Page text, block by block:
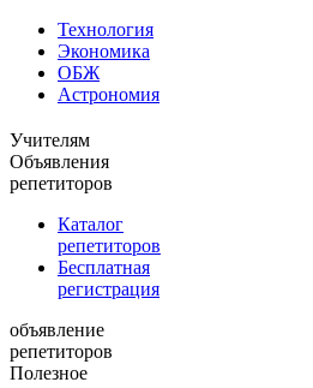
Технология
Экономика
ОБЖ
Астрономия
Учителям
Объявления
репетиторов
Каталог
репетиторов
Бесплатная
регистрация
объявление
репетиторов
Полезное